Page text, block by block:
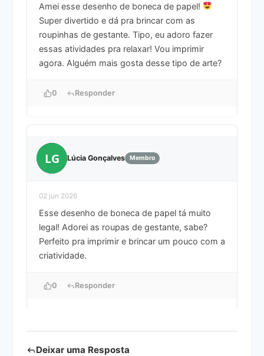
Amei esse desenho de boneca de papel!
Super divertido e dá pra brincar com as
roupinhas de gestante. Tipo, eu adoro fazer
essas atividades pra relaxar! Vou imprimir
agora. Alguém mais gosta desse tipo de arte?
0 Responder
LG Lúcia Gonçalves Membro
02 jun 2026
Esse desenho de boneca de papel tá muito
legal! Adorei as roupas de gestante, sabe?
Perfeito pra imprimir e brincar um pouco com a
criatividade.
0 Responder
Deixar uma Resposta